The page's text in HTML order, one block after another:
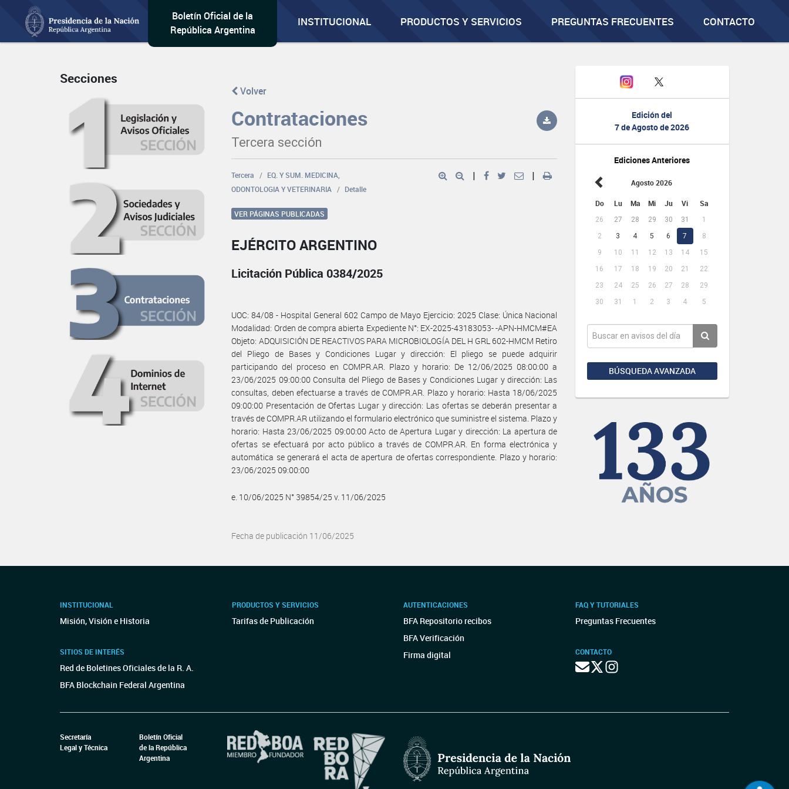
Boletín Oficial de la
República Argentina
INSTITUCIONAL PRODUCTOS Y SERVICIOS PREGUNTAS FRECUENTES CONTACTO
Edición del
7 de Agosto de 2026
Ediciones Anteriores
Agosto 2026
Do Lu Ma Mi Ju Vi Sa
26 27 28 29 30 31
1
2
3 4 5 6 7
8
9
10 11 12 13 14
15
16
17 18 19 20 21
22
23
24 25 26 27 28
29
30
31 1 2 3 4 5
BÚSQUEDA AVANZADA
Secciones
Volver
Contrataciones
Tercera sección
Tercera
EQ. Y SUM. MEDICINA,
ODONTOLOGIA Y VETERINARIA
Detalle
| |
VER PÁGINAS PUBLICADAS
EJÉRCITO ARGENTINO
Licitación Pública 0384/2025
UOC: 84/08 - Hospital General 602 Campo de Mayo Ejercicio: 2025 Clase: Única Nacional
Modalidad: Orden de compra abierta Expediente N°: EX-2025-43183053- -APN-HMCM#EA
Objeto: ADQUISICIÓN DE REACTIVOS PARA MICROBIOLOGÍA DEL H GRL 602-HMCM Retiro
del Pliego de Bases y Condiciones Lugar y dirección: El pliego se puede adquirir
participando del proceso en COMPR.AR. Plazo y horario: De 12/06/2025 08:00:00 a
23/06/2025 09:00:00 Consulta del Pliego de Bases y Condiciones Lugar y dirección: Las
consultas, deben efectuarse a través de COMPR.AR. Plazo y horario: Hasta 18/06/2025
09:00:00 Presentación de Ofertas Lugar y dirección: Las ofertas se deberán presentar a
través de COMPR.AR utilizando el formulario electrónico que suministre el sistema. Plazo y
horario: Hasta 23/06/2025 09:00:00 Acto de Apertura Lugar y dirección: La apertura de
ofertas se efectuará por acto público a través de COMPR.AR. En forma electrónica y
automática se generará el acta de apertura de ofertas correspondiente. Plazo y horario:
23/06/2025 09:00:00
e. 10/06/2025 N° 39854/25 v. 11/06/2025
Fecha de publicación 11/06/2025
INSTITUCIONAL
Misión, Visión e Historia
SITIOS DE INTERÉS
Red de Boletines Oficiales de la R. A.
BFA Blockchain Federal Argentina
PRODUCTOS Y SERVICIOS
Tarifas de Publicación
AUTENTICACIONES
BFA Repositorio recibos
BFA Verificación
Firma digital
FAQ Y TUTORIALES
Preguntas Frecuentes
CONTACTO
Secretaría
Legal y Técnica
Boletín Oficial
de la República
Argentina